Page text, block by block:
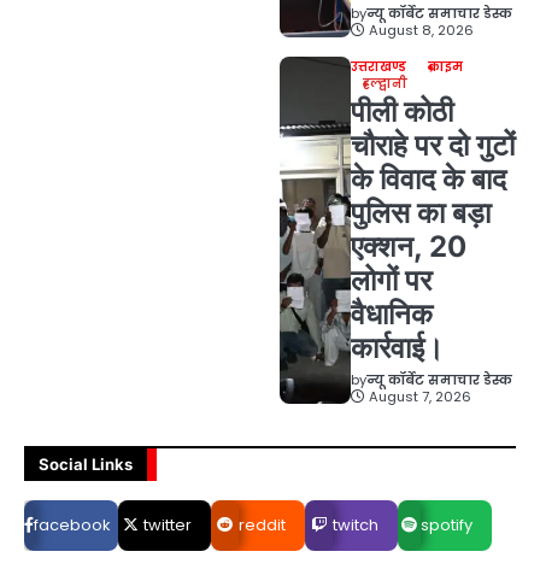
byन्यू कॉर्बेट समाचार डेस्क
August 8, 2026
उत्तराखण्ड
क्राइम
हल्द्वानी
पीली कोठी
चौराहे पर दो गुटों
के विवाद के बाद
पुलिस का बड़ा
एक्शन, 20
लोगों पर
वैधानिक
कार्रवाई।
byन्यू कॉर्बेट समाचार डेस्क
August 7, 2026
Social Links
facebook twitter reddit twitch spotify